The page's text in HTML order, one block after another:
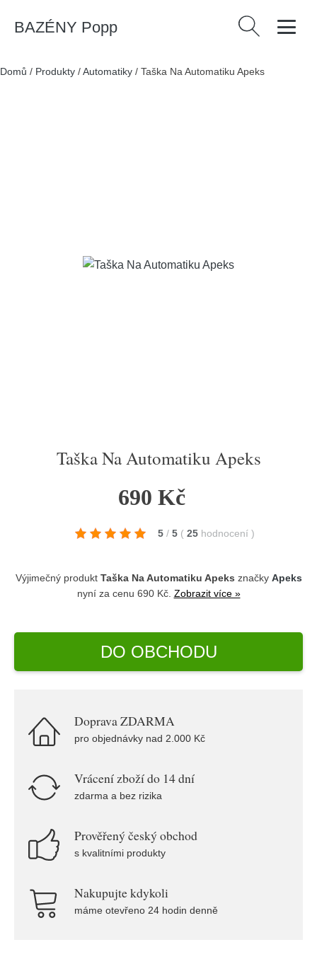
BAZÉNY Popp Vyhledávání
Domů / Produkty /Automatiky / Taška Na Automatiku Apeks
Taška Na Automatiku Apeks
690 Kč
5 / 5 ( 25 hodnocení )
Výjimečný produkt Taška Na Automatiku Apeks značky Apeks
nyní za cenu 690 Kč. Zobrazit více »
DO OBCHODU
Doprava ZDARMA
pro objednávky nad 2.000 Kč
Vrácení zboží do 14 dní
zdarma a bez rizika
Prověřený český obchod
s kvalitními produkty
Nakupujte kdykoli
máme otevřeno 24 hodin denně